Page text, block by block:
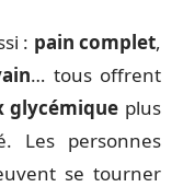
: pain complet,
… tous offrent
glycémique plus
Les personnes
se tourner